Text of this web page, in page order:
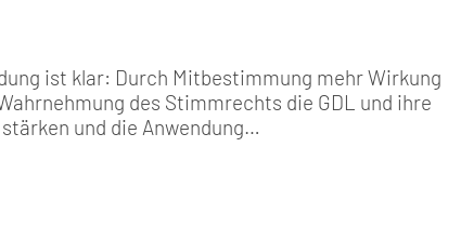
ist klar: Durch Mitbestimmung mehr Wirkung
des Stimmrechts die GDL und ihre
und die Anwendung…